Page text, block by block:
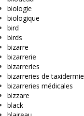
biologie
biologique
bird
birds
bizarre
bizarrerie
bizarreries
bizarreries de taxidermie
bizarreries médicales
bizzare
black